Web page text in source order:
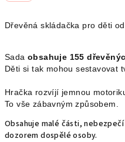
Dřevěná skládačka pro děti
Sada obsahuje 155
Děti si tak mohou sestavovat
Hračka rozvíjí jemnou
To vše zábavným způsobem.
Obsahuje malé části,
dozorem dospělé osoby.